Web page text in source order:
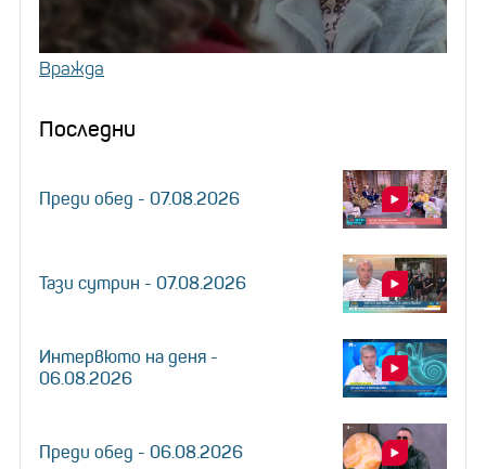
Вражда
Последни
Преди обед - 07.08.2026
Тази сутрин - 07.08.2026
Интервюто на деня -
06.08.2026
Преди обед - 06.08.2026